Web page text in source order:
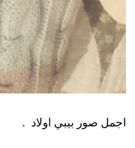
اجمل صور بيبي اولاد .